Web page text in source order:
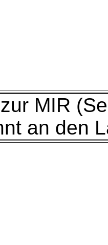
MIR
an den